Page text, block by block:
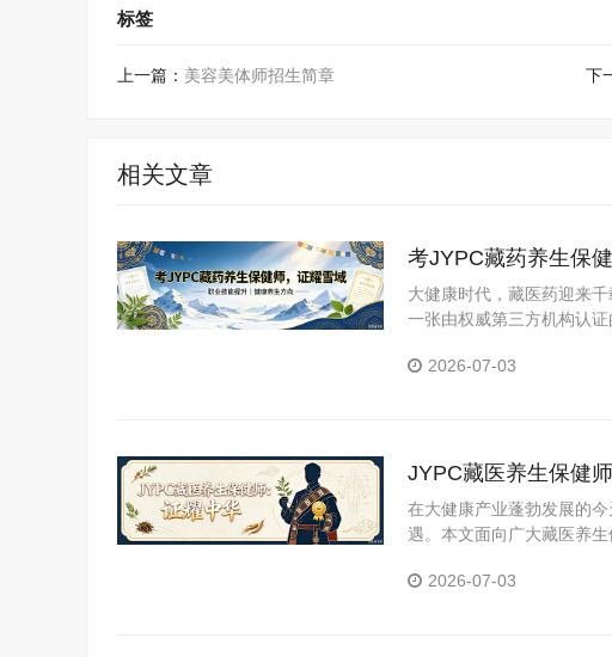
标签
上一篇： 美容美体师招生简章 下
相关文章
考JYPC藏药养生保
大健康时代，藏医药迎来千
一张由权威第三方机构认
2026-07-03
JYPC藏医养生保健
在大健康产业蓬勃发展的
遇。本文面向广大藏医养
2026-07-03